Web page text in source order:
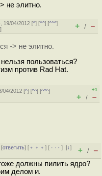
не элитно.
19/04/2012 [^] [^^] [^^^]
] + / –
-> не элитно.
пользоваться?
против Rad Hat.
04/2012 [^] [^^] [^^^]
+1
+ / –
[ответить] [ ﹢﹢﹢] [ · · ·][↓]
+ / –
должны пилить ядро?
делом и.